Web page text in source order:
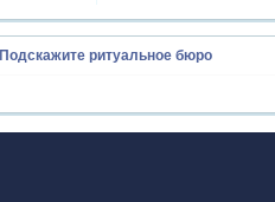
Подскажите ритуальное бюро